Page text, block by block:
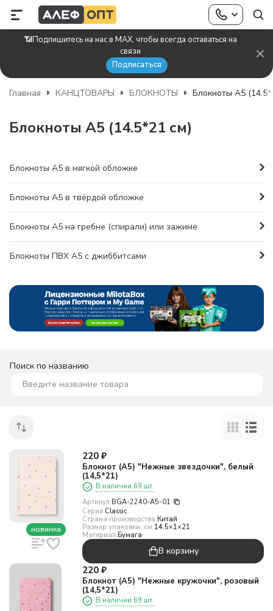
📶Подпишитесь на нас в MAX, чтобы всегда оставаться на
связи
Подписаться
Главная КАНЦТОВАРЫ БЛОКНОТЫ Блокноты А5
Блокноты А5 (14.5*21 см)
Блокноты А5 в мягкой обложке
Блокноты А5 в твёрдой обложке
Блокноты А5 на гребне (спирали) или зажиме
Блокноты ПВХ А5 с джиббитсами
Поиск по названию
новинка
220 ₽
Блокнот (А5) "Нежные звездочки", белый
(14,5*21)
В наличии 69 шт.
Артикул:BGA-2240-A5-01
Серия:Classic
Страна производства:Китай
Размер упаковки, см:14.5×1×21
Материал:Бумага
В корзину
220 ₽
Блокнот (А5) "Нежные кружочки", розовый
(14,5*21)
В наличии 69 шт.